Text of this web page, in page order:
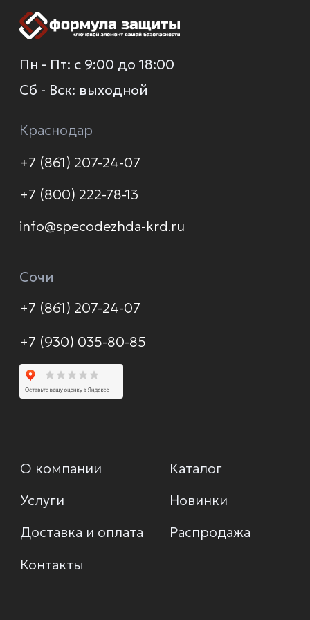
Доставка и оплата
© 2026 Формула защиты
Распродажа